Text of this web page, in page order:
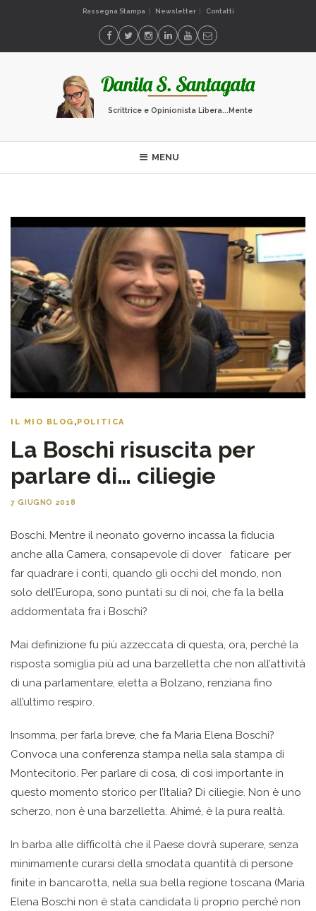
Rassegna Stampa Newsletter Contatti
Scrittrice e Opinionista Libera...Mente
MENU
IL MIO BLOG ,POLITICA
La Boschi risuscita per
parlare di… ciliegie
7 GIUGNO 2018
Boschi. Mentre il neonato governo incassa la fiducia
anche alla Camera, consapevole di dover faticare per
far quadrare i conti, quando gli occhi del mondo, non
solo dell’Europa, sono puntati su di noi, che fa la bella
addormentata fra i Boschi?
Mai definizione fu più azzeccata di questa, ora, perché la
risposta somiglia più ad una barzelletta che non all’attività
di una parlamentare, eletta a Bolzano, renziana fino
all’ultimo respiro.
Insomma, per farla breve, che fa Maria Elena Boschi?
Convoca una conferenza stampa nella sala stampa di
Montecitorio. Per parlare di cosa, di così importante in
questo momento storico per l’Italia? Di ciliegie. Non è uno
scherzo, non è una barzelletta. Ahimé, è la pura realtà.
In barba alle difficoltà che il Paese dovrà superare, senza
minimamente curarsi della smodata quantità di persone
finite in bancarotta, nella sua bella regione toscana (Maria
Elena Boschi non è stata candidata lì proprio perché non